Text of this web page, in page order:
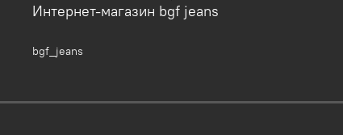
Интернет-магазин bgf jeans
bgf_jeans